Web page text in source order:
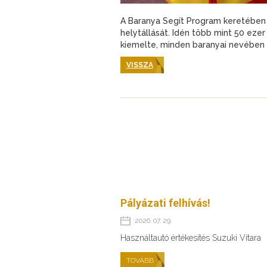
A Baranya Segít Program
helytállását. Idén több mint 50
kiemelte, minden baranyai
VISSZA
Pályázati felhívás!
2026. 07. 29.
Használtautó értékesítés Suzuki Vitara
TOVÁBB